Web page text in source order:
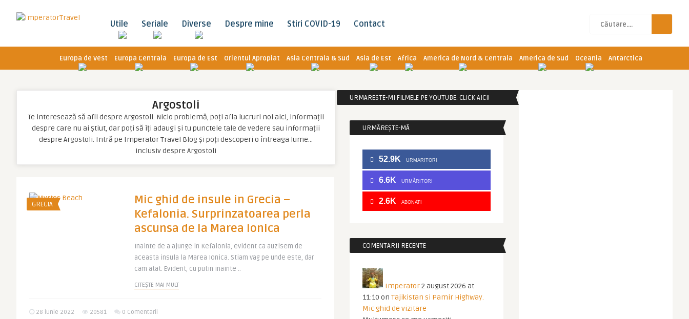
Utile Seriale Diverse Despre mine Stiri COVID-19 Contact
Europa de Vest Europa Centrala Europa de Est Orientul Apropiat Asia Centrala & Sud Asia de Est Africa America de Nord & Centrala America de Sud Oceania Antarctica
Argostoli
Te interesează să afli despre Argostoli. Nicio problemă, poți afla lucruri noi aici, informații
despre care nu ai știut, dar poți să îți adaugi și tu punctele tale de vedere sau informații
despre Argostoli. Intră pe Imperator Travel Blog și poți descoperi o întreaga lume…
inclusiv despre Argostoli
GRECIA
Mic ghid de insule in Grecia –
Kefalonia. Surprinzatoarea perla
ascunsa de la Marea Ionica
Inainte de a ajunge in Kefalonia, evident ca auzisem de
aceasta insula la Marea Ionica. Stiam vag pe unde este, dar
cam atat. Evident, cu putin inainte ..
CITEȘTE MAI MULT
28 iunie 2022 20581 0 Comentarii
URMARESTE-MI FILMELE PE YOUTUBE. CLICK AICI!
URMĂREȘTE-MĂ
52.9K URMARITORI
6.6K URMĂRITORI
2.6K ABONATI
COMENTARII RECENTE
Imperator2 august 2026 at
11:10 on Tajikistan si Pamir Highway.
Mic ghid de vizitare